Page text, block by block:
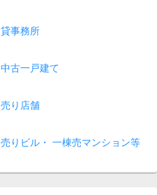
貸事務所
中古一戸建て
売り店舗
売りビル・ 一棟売マンション等